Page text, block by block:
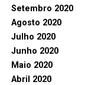
Setembro 2020
Agosto 2020
Julho 2020
Junho 2020
Maio 2020
Abril 2020